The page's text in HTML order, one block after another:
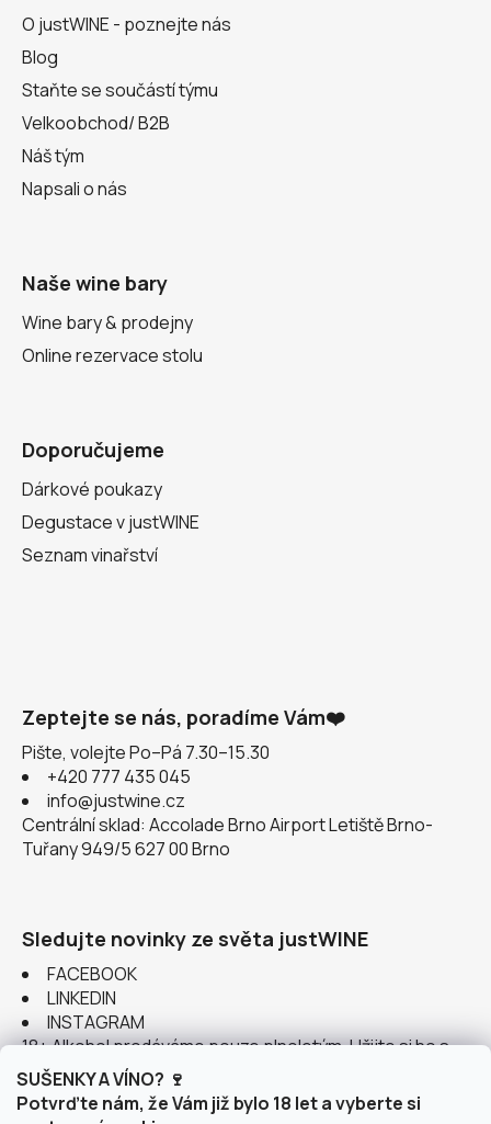
SUŠENKY A VÍNO? 🍷
Potvrďte nám, že Vám již bylo 18 let a vyberte si
O justWINE - poznejte nás
Blog
Staňte se součástí týmu
Velkoobchod/ B2B
Náš tým
Napsali o nás
Naše wine bary
Wine bary & prodejny
Online rezervace stolu
Doporučujeme
Dárkové poukazy
Degustace v justWINE
Seznam vinařství
Zeptejte se nás, poradíme Vám❤️
Pište, volejte Po–Pá 7.30–15.30
+420 777 435 045
info@justwine.cz
Centrální sklad: Accolade Brno Airport Letiště Brno-
Tuřany 949/5 627 00 Brno
Sledujte novinky ze světa justWINE
FACEBOOK
LINKEDIN
INSTAGRAM
18+ Alkohol prodáváme pouze plnoletým. Užijte si ho s
rozumem.